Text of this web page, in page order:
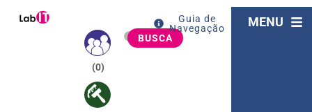
(0)
BUSCA
Guia de
Navegação
MENU